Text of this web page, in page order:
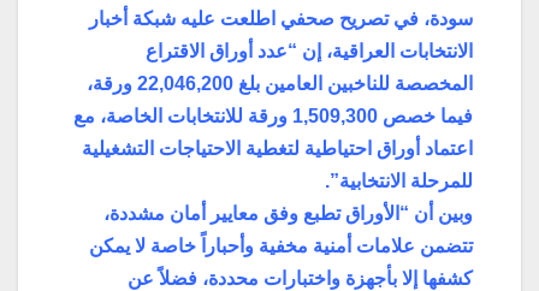
سودة، في تصريح صحفي اطلعت عليه شبكة أخبار
الانتخابات العراقية، إن “عدد أوراق الاقتراع
المخصصة للناخبين العامين بلغ 22,046,200 ورقة،
فيما خصص 1,509,300 ورقة للانتخابات الخاصة، مع
اعتماد أوراق احتياطية لتغطية الاحتياجات التشغيلية
للمرحلة الانتخابية”.
وبين أن “الأوراق تطبع وفق معايير أمان مشددة،
تتضمن علامات أمنية مخفية وأحباراً خاصة لا يمكن
كشفها إلا بأجهزة واختبارات محددة، فضلاً عن